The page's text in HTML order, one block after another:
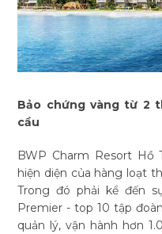
Bảo chứng vàng từ 2
cầu
BWP Charm Resort
hiện diện của hàng loạt
Trong đó phải kể đến
Premier - top 10 tập
quản lý, vận hành hơn